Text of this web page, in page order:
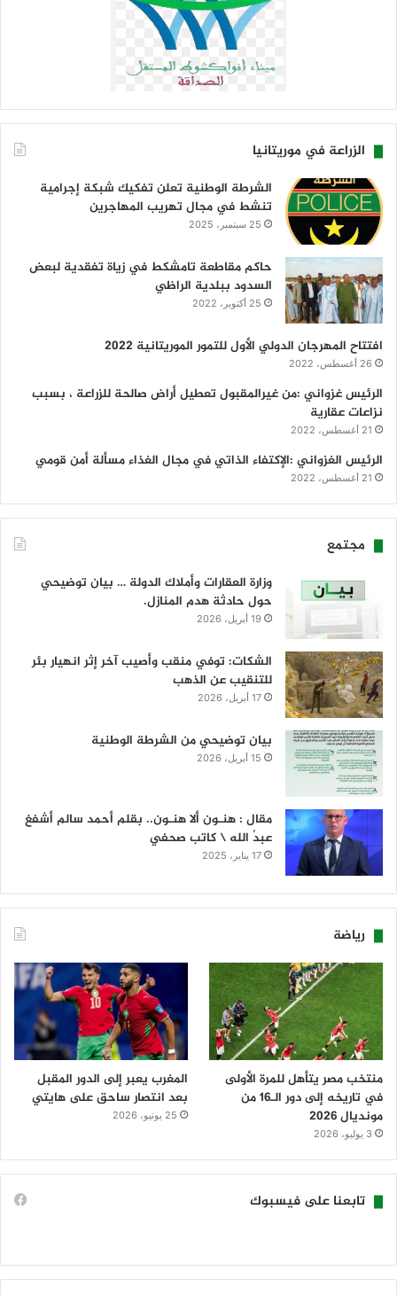
الزراعة في موريتانيا
الشرطة الوطنية تعلن تفكيك شبكة إجرامية
تنشط في مجال تهريب المهاجرين
25 سبتمبر، 2025
حاكم مقاطعة تامشكط في زياة تفقدية لبعض
السدود ببلدية الراظي
25 أكتوبر، 2022
افتتاح المهرجان الدولي الأول للتمور الموريتانية 2022
26 أغسطس، 2022
الرئيس غزواني :من غيرالمقبول تعطيل أراض صالحة للزراعة ، بسبب
نزاعات عقارية
21 أغسطس، 2022
الرئيس الغزواني :الإكتفاء الذاتي في مجال الغذاء مسألة أمن قومي
21 أغسطس، 2022
مجتمع
وزارة العقارات وأملاك الدولة … بيان توضيحي
حول حادثة هدم المنازل.
19 أبريل، 2026
الشكات: توفي منقب وأصيب آخر إثر انهيار بئر
للتنقيب عن الذهب
17 أبريل، 2026
بيان توضيحي من الشرطة الوطنية
15 أبريل، 2026
مقال : هنـون ألا هنـون.. بقلم أحمد سالم أشفغ
عبدُ الله \ كاتب صحفي
17 يناير، 2025
رياضة
منتخب مصر يتأهل للمرة الأولى
في تاريخه إلى دور الـ16 من
مونديال 2026
3 يوليو، 2026
المغرب يعبر إلى الدور المقبل
بعد انتصار ساحق على هايتي
25 يونيو، 2026
تابعنا على فيسبوك